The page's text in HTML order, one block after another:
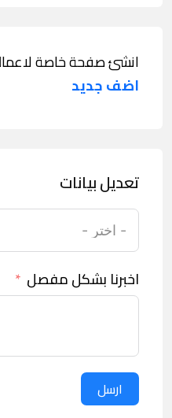
انشئ صفحة خاصة
اضف جديد
تعديل بيانات
اخبرنا بشكل مفصل
ارسل